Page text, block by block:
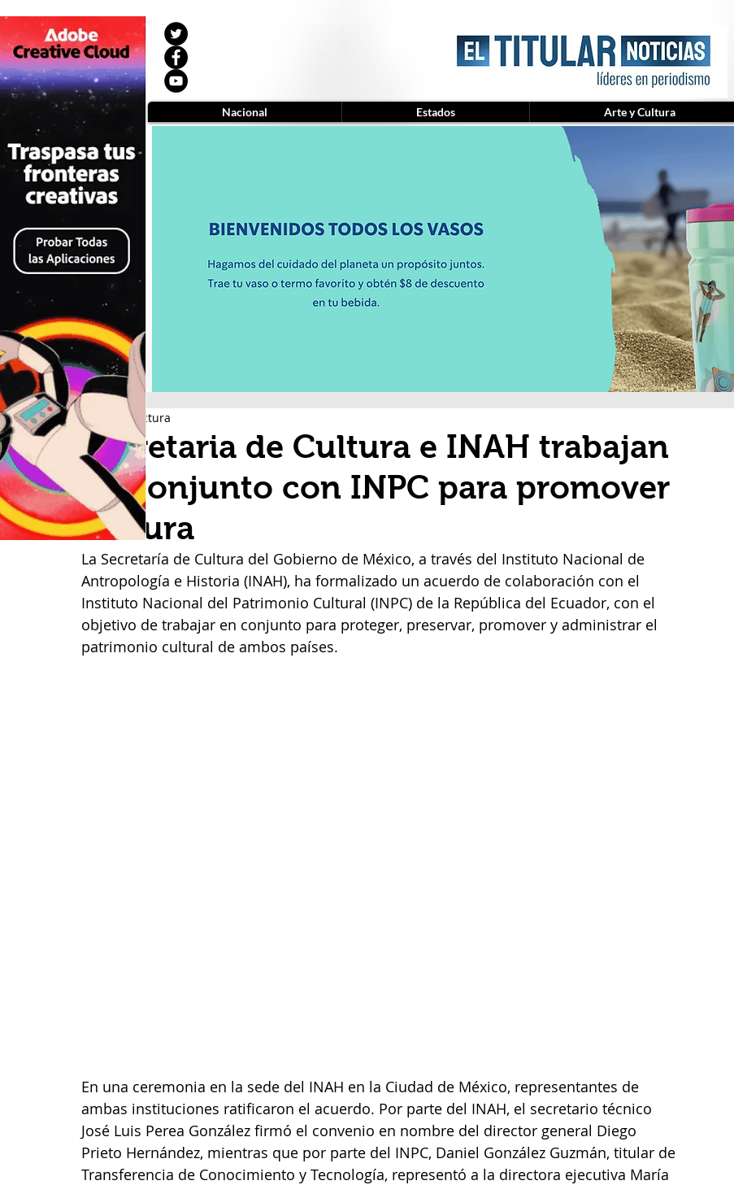
Secretaria de Cultura e INAH trabajan
en conjunto con INPC para promover
cultura
2 min de lectura
La Secretaría de Cultura del Gobierno de México, a través del Instituto Nacional de
Antropología e Historia (INAH), ha formalizado un acuerdo de colaboración con el
Instituto Nacional del Patrimonio Cultural (INPC) de la República del Ecuador, con el
objetivo de trabajar en conjunto para proteger, preservar, promover y administrar el
patrimonio cultural de ambos países.
En una ceremonia en la sede del INAH en la Ciudad de México, representantes de
ambas instituciones ratificaron el acuerdo. Por parte del INAH, el secretario técnico
José Luis Perea González firmó el convenio en nombre del director general Diego
Prieto Hernández, mientras que por parte del INPC, Daniel González Guzmán, titular de
Transferencia de Conocimiento y Tecnología, representó a la directora ejecutiva María
Nacional Estados Arte y Cultura